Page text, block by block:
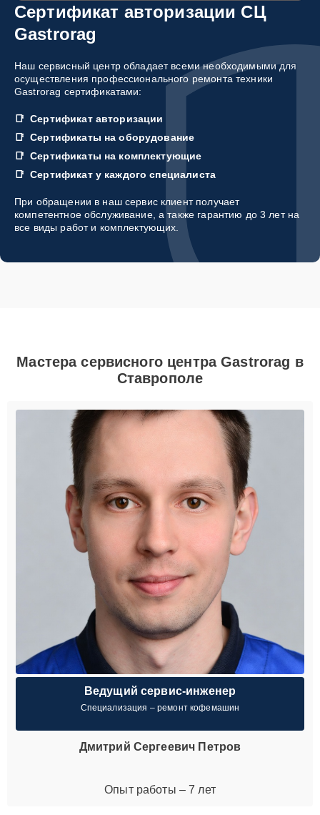
Сертификат авторизации СЦ
Gastrorag
Наш сервисный центр обладает всеми необходимыми для
осуществления профессионального ремонта техники
Gastrorag сертификатами:
Сертификат авторизации
Сертификаты на оборудование
Сертификаты на комплектующие
Сертификат у каждого специалиста
При обращении в наш сервис клиент получает
компетентное обслуживание, а также гарантию до 3 лет на
все виды работ и комплектующих.
Мастера сервисного центра Gastrorag в
Ставрополе
Ведущий сервис-инженер
Специализация – ремонт кофемашин
Дмитрий Сергеевич Петров
Опыт работы – 7 лет